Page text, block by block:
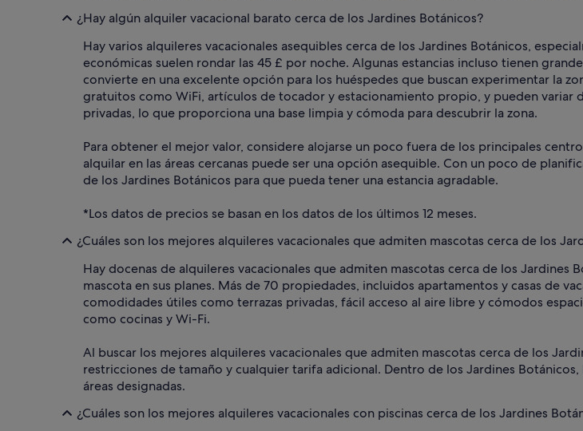
¿Hay algún alquiler vacacional barato cerca de los Jardines Botánicos?
Hay varios alquileres vacacionales asequibles cerca de los Jardines Botánicos,
económicas suelen rondar las 45 £ por noche. Algunas estancias incluso tienen
convierte en una excelente opción para los huéspedes que buscan experimentar la
gratuitos como WiFi, artículos de tocador y estacionamiento propio, y pueden variar
privadas, lo que proporciona una base limpia y cómoda para descubrir la zona.
Para obtener el mejor valor, considere alojarse un poco fuera de los principales
alquilar en las áreas cercanas puede ser una opción asequible. Con un poco de
de los Jardines Botánicos para que pueda tener una estancia agradable.
*Los datos de precios se basan en los datos de los últimos 12 meses.
¿Cuáles son los mejores alquileres vacacionales que admiten mascotas cerca de los
Hay docenas de alquileres vacacionales que admiten mascotas cerca de los Jardines
mascota en sus planes. Más de 70 propiedades, incluidos apartamentos y casas de
comodidades útiles como terrazas privadas, fácil acceso al aire libre y cómodos
como cocinas y Wi-Fi.
Al buscar los mejores alquileres vacacionales que admiten mascotas cerca de los
restricciones de tamaño y cualquier tarifa adicional. Dentro de los Jardines
áreas designadas.
¿Cuáles son los mejores alquileres vacacionales con piscinas cerca de los Jardines